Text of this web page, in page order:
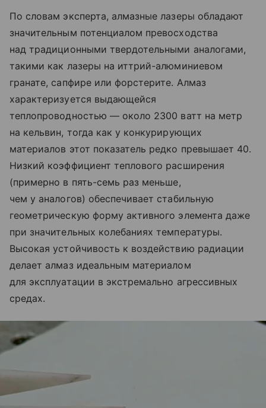
По словам эксперта, алмазные лазеры обладают
значительным потенциалом превосходства
над традиционными твердотельными аналогами,
такими как лазеры на иттрий-алюминиевом
гранате, сапфире или форстерите. Алмаз
характеризуется выдающейся
теплопроводностью — около 2300 ватт на метр
на кельвин, тогда как у конкурирующих
материалов этот показатель редко превышает 40.
Низкий коэффициент теплового расширения
(примерно в пять-семь раз меньше,
чем у аналогов) обеспечивает стабильную
геометрическую форму активного элемента даже
при значительных колебаниях температуры.
Высокая устойчивость к воздействию радиации
делает алмаз идеальным материалом
для эксплуатации в экстремально агрессивных
средах.